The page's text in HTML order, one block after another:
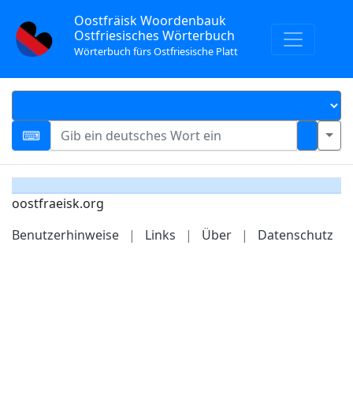
Oostfräisk Woordenbauk
Ostfriesisches Wörterbuch
Wörterbuch fürs Ostfriesische Platt
oostfraeisk.org
Benutzerhinweise
| Links | Über | Datenschutz